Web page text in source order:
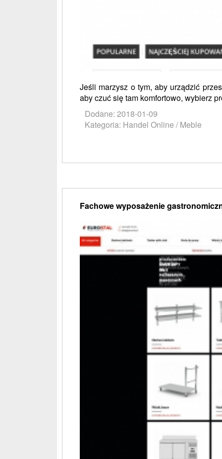
Jeśli marzysz o tym, aby urządzić
aby czuć się tam komfortowo, wybierz
Dodane: 2018-01-09
Kategoria: Handel Online / Meble
Fachowe wyposażenie